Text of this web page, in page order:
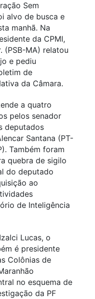
Sem
alvo de busca e
manhã. Na
da CPMI,
(PSB-MA) relatou
e pediu
de
da Câmara.
a quatro
pelos senador
deputados
Santana (PT-
Também foram
quebra de sigilo
do deputado
ao
de Inteligência
Lucas, o
é presidente
Colônias de
no esquema de
da PF